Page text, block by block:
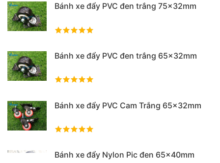
Bánh xe đẩy PVC đen trắng 75x32mm
Bánh xe đẩy PVC đen trắng 65x32mm
Bánh xe đẩy PVC Cam Trắng 65x32mm
Bánh xe đẩy Nylon Pic đen 65x40mm